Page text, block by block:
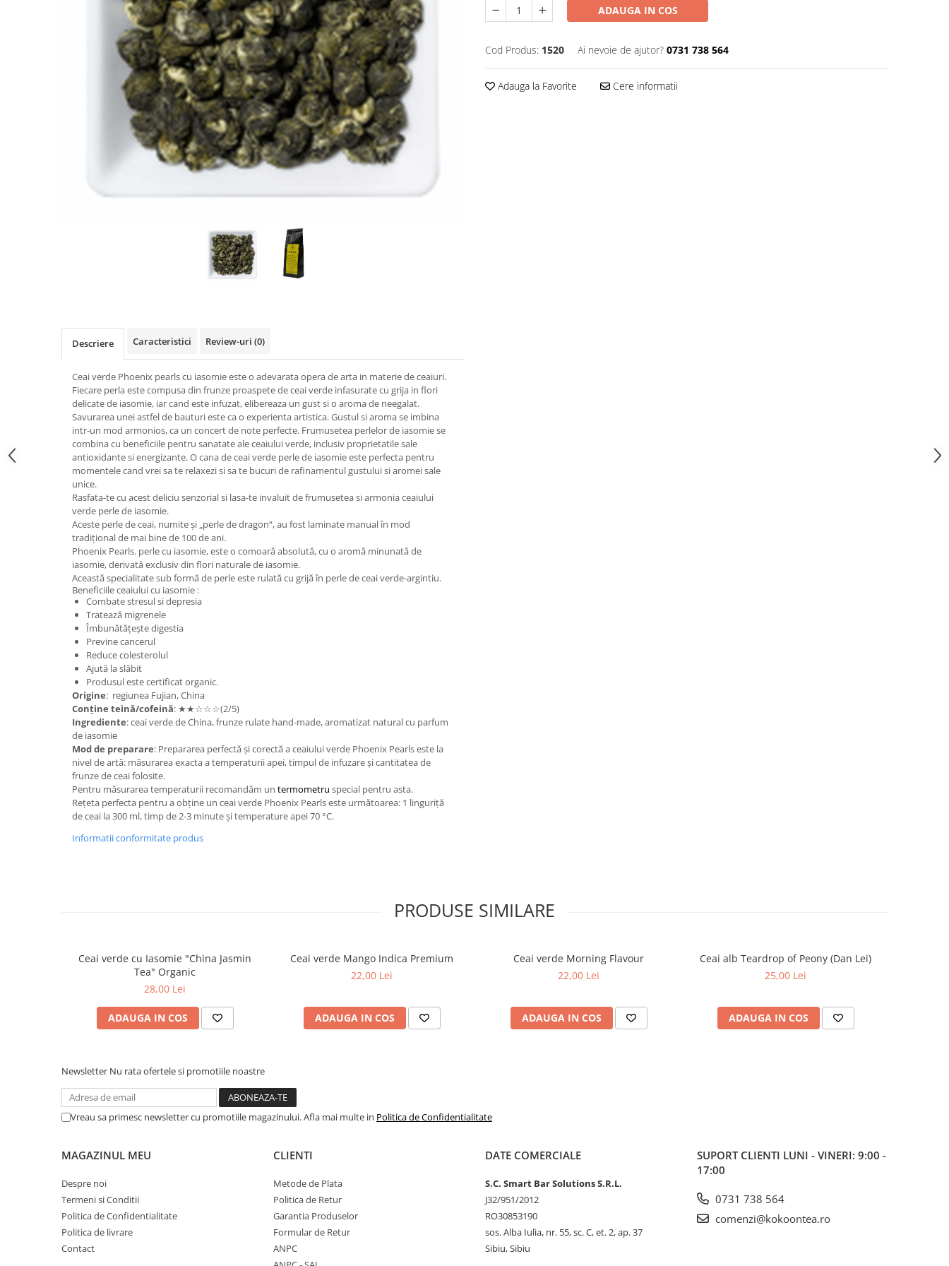
ADAUGA IN COS
Cod Produs: 1520 Ai nevoie de ajutor? 0731 738 564
Adauga la Favorite Cere informatii
Descriere Caracteristici Review-uri (0)
Ceai verde Phoenix pearls cu iasomie este o adevarata opera de arta in materie de ceaiuri.
Fiecare perla este compusa din frunze proaspete de ceai verde infasurate cu grija in flori
delicate de iasomie, iar cand este infuzat, elibereaza un gust si o aroma de neegalat.
Savurarea unei astfel de bauturi este ca o experienta artistica. Gustul si aroma se imbina
intr-un mod armonios, ca un concert de note perfecte. Frumusetea perlelor de iasomie se
combina cu beneficiile pentru sanatate ale ceaiului verde, inclusiv proprietatile sale
antioxidante si energizante. O cana de ceai verde perle de iasomie este perfecta pentru
momentele cand vrei sa te relaxezi si sa te bucuri de rafinamentul gustului si aromei sale
unice.
Rasfata-te cu acest deliciu senzorial si lasa-te invaluit de frumusetea si armonia ceaiului
verde perle de iasomie.
Aceste perle de ceai, numite și „perle de dragon“, au fost laminate manual în mod
tradițional de mai bine de 100 de ani.
Phoenix Pearls. perle cu iasomie, este o comoară absolută, cu o aromă minunată de
iasomie, derivată exclusiv din flori naturale de iasomie.
Această specialitate sub formă de perle este rulată cu grijă în perle de ceai verde-argintiu.
Beneficiile ceaiului cu iasomie :
Combate stresul si depresia
Tratează migrenele
Îmbunătățește digestia
Previne cancerul
Reduce colesterolul
Ajută la slăbit
Produsul este certificat organic.
Origine: regiunea Fujian, China
Conține teină/cofeină: ★★☆☆☆(2/5)
Ingrediente: ceai verde de China, frunze rulate hand-made, aromatizat natural cu parfum
de iasomie
Mod de preparare: Prepararea perfectă și corectă a ceaiului verde Phoenix Pearls este la
nivel de artă: măsurarea exacta a temperaturii apei, timpul de infuzare și cantitatea de
frunze de ceai folosite.
Pentru măsurarea temperaturii recomandăm un termometru special pentru asta.
Rețeta perfecta pentru a obține un ceai verde Phoenix Pearls este următoarea: 1 linguriță
de ceai la 300 ml, timp de 2-3 minute și temperature apei 70 °C.
Informatii conformitate produs
PRODUSE SIMILARE
Ceai verde cu Iasomie "China Jasmin
Tea" Organic
28,00 Lei
ADAUGA IN COS
Ceai verde Mango Indica Premium
22,00 Lei
ADAUGA IN COS
Ceai verde Morning Flavour
22,00 Lei
ADAUGA IN COS
Ceai alb Teardrop of Peony (Dan Lei)
25,00 Lei
ADAUGA IN COS
Newsletter Nu rata ofertele si promotiile noastre
Vreau sa primesc newsletter cu promotiile magazinului. Afla mai multe in Politica de Confidentialitate
MAGAZINUL MEU
Despre noi
Termeni si Conditii
Politica de Confidentialitate
Politica de livrare
Contact
CLIENTI
Metode de Plata
Politica de Retur
Garantia Produselor
Formular de Retur
ANPC
DATE COMERCIALE
S.C. Smart Bar Solutions S.R.L.
J32/951/2012
RO30853190
sos. Alba Iulia, nr. 55, sc. C, et. 2, ap. 37
Sibiu, Sibiu
SUPORT CLIENTI LUNI - VINERI: 9:00 -
17:00
0731 738 564
comenzi@kokoontea.ro